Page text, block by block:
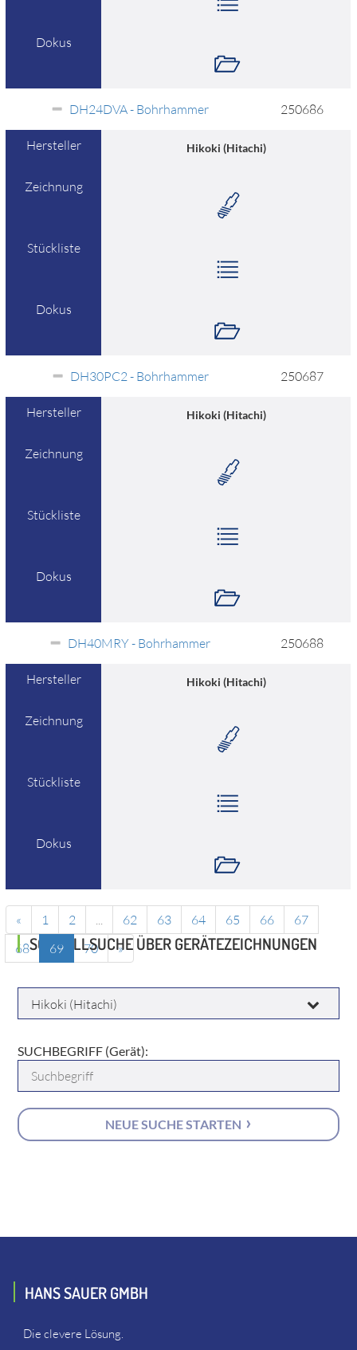
Dokus
DH24DVA - Bohrhammer 250686
Hersteller Hikoki (Hitachi)
Zeichnung
Stückliste
Dokus
DH30PC2 - Bohrhammer 250687
Hersteller Hikoki (Hitachi)
Zeichnung
Stückliste
Dokus
DH40MRY - Bohrhammer 250688
Hersteller Hikoki (Hitachi)
Zeichnung
Stückliste
Dokus
« 1 2 ... 62 63 64 65 66
67
68
69 70 »
SCHNELLSUCHE ÜBER GERÄTEZEICHNUNGEN
HERSTELLER:
SUCHBEGRIFF (Gerät):
NEUE SUCHE STARTEN
HANS SAUER GMBH
Die clevere Lösung.